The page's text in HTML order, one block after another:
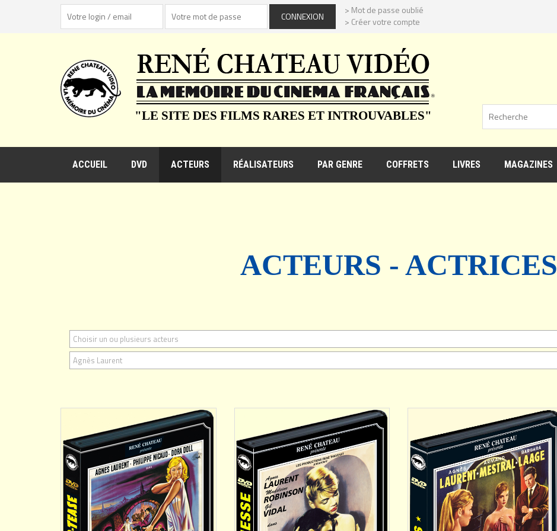
> Mot de passe oublié
> Créer votre compte
"LE SITE DES FILMS RARES ET INTROUVABLES"
ACCUEIL DVD ACTEURS RÉALISATEURS PAR GENRE COFFRETS LIVRES MAGAZINES
ACTEURS - ACTRICES
Choisir un ou plusieurs acteurs
Agnès Laurent
AJOUTER AJOUTER AJOUTER